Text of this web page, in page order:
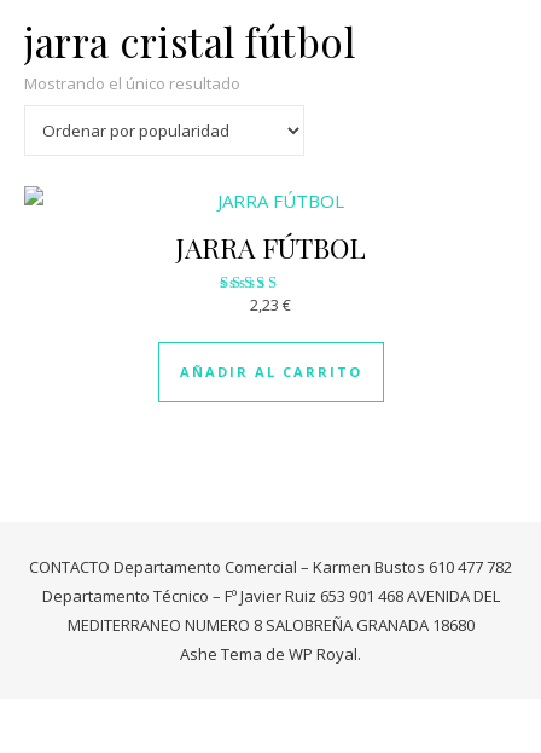
jarra cristal fútbol
Mostrando el único resultado
JARRA FÚTBOL
Valorado
3.09
de 5
2,23 €
AÑADIR AL CARRITO
CONTACTO Departamento Comercial – Karmen Bustos 610 477 782
Departamento Técnico – Fº Javier Ruiz 653 901 468 AVENIDA DEL
MEDITERRANEO NUMERO 8 SALOBREÑA GRANADA 18680
Ashe Tema de WP Royal.